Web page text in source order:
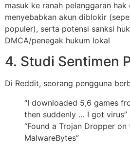
masuk ke ranah pelanggaran hak
menyebabkan akun diblokir
populer), serta potensi sanksi
DMCA/penegak hukum lokal
4. Studi Sentimen
Di Reddit, seorang pengguna
“I downloaded 5,6 games
then suddenly … I got virus”
“Found a Trojan Dropper
MalwareBytes”